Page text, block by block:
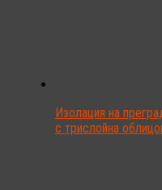
Изолация на
с трислойна